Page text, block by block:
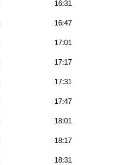
16:31
16:47
17:01
17:17
17:31
17:47
18:01
18:17
18:31